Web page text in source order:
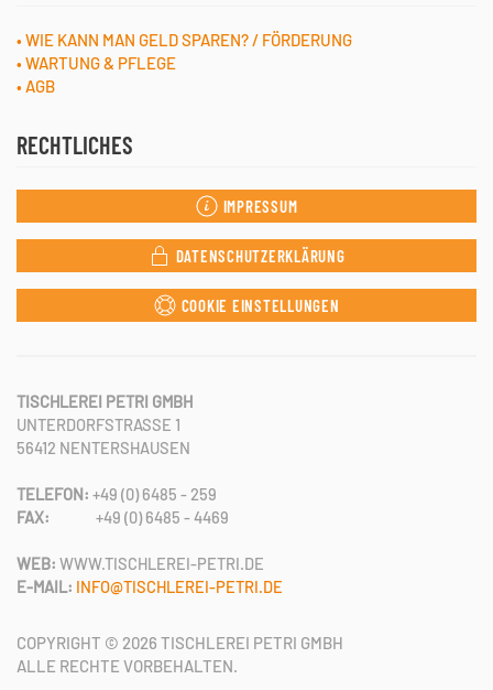
• WIE KANN MAN GELD SPAREN? / FÖRDERUNG
• WARTUNG & PFLEGE
• AGB
RECHTLICHES
IMPRESSUM
DATENSCHUTZERKLÄRUNG
COOKIE EINSTELLUNGEN
TISCHLEREI PETRI GMBH
UNTERDORFSTRASSE 1
56412 NENTERSHAUSEN
TELEFON: +49 (0) 6485 - 259
FAX: +49 (0) 6485 - 4469
WEB: WWW.TISCHLEREI-PETRI.DE
E-MAIL: INFO@TISCHLEREI-PETRI.DE
COPYRIGHT © 2026 TISCHLEREI PETRI GMBH
ALLE RECHTE VORBEHALTEN.